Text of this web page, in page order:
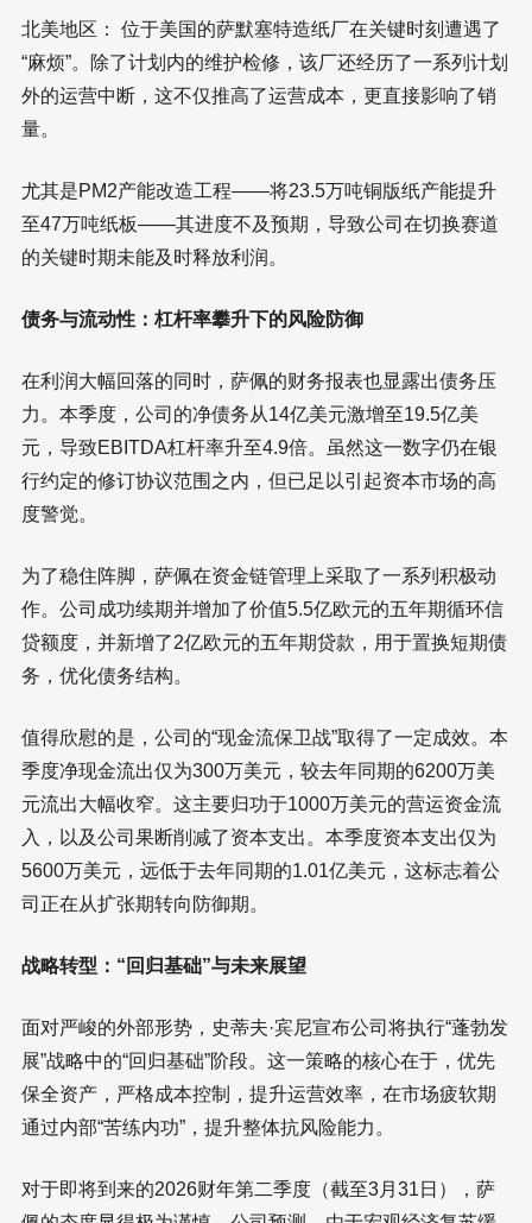
北美地区： 位于美国的萨默塞特造纸厂在关键时刻遭遇了
“麻烦”。除了计划内的维护检修，该厂还经历了一系列计划
外的运营中断，这不仅推高了运营成本，更直接影响了销
量。
尤其是PM2产能改造工程——将23.5万吨铜版纸产能提升
至47万吨纸板——其进度不及预期，导致公司在切换赛道
的关键时期未能及时释放利润。
债务与流动性：杠杆率攀升下的风险防御
在利润大幅回落的同时，萨佩的财务报表也显露出债务压
力。本季度，公司的净债务从14亿美元激增至19.5亿美
元，导致EBITDA杠杆率升至4.9倍。虽然这一数字仍在银
行约定的修订协议范围之内，但已足以引起资本市场的高
度警觉。
为了稳住阵脚，萨佩在资金链管理上采取了一系列积极动
作。公司成功续期并增加了价值5.5亿欧元的五年期循环信
贷额度，并新增了2亿欧元的五年期贷款，用于置换短期债
务，优化债务结构。
值得欣慰的是，公司的“现金流保卫战”取得了一定成效。本
季度净现金流出仅为300万美元，较去年同期的6200万美
元流出大幅收窄。这主要归功于1000万美元的营运资金流
入，以及公司果断削减了资本支出。本季度资本支出仅为
5600万美元，远低于去年同期的1.01亿美元，这标志着公
司正在从扩张期转向防御期。
战略转型：“回归基础”与未来展望
面对严峻的外部形势，史蒂夫·宾尼宣布公司将执行“蓬勃发
展”战略中的“回归基础”阶段。这一策略的核心在于，优先
保全资产，严格成本控制，提升运营效率，在市场疲软期
通过内部“苦练内功”，提升整体抗风险能力。
对于即将到来的2026财年第二季度（截至3月31日），萨